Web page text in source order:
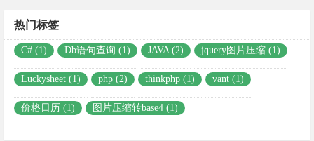
热门标签
C# (1) Db语句查询 (1) JAVA (2) jquery图片压缩 (1)
Luckysheet (1) php (2) thinkphp (1) vant (1)
价格日历 (1) 图片压缩转base4 (1)